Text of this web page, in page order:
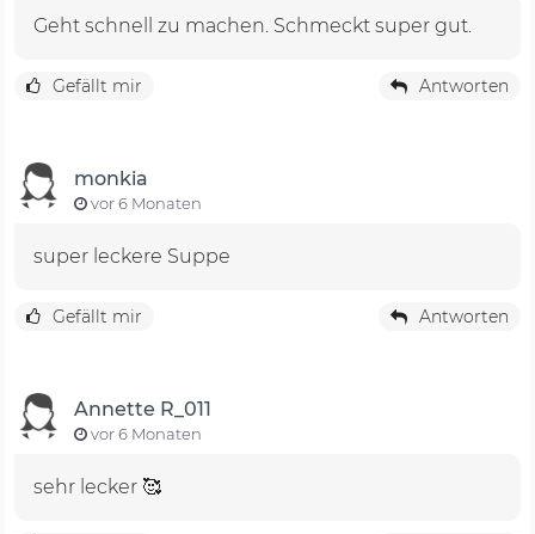
Geht schnell zu machen. Schmeckt super gut.
Gefällt mir Antworten
monkia
vor 6 Monaten
super leckere Suppe
Gefällt mir Antworten
Annette R_011
vor 6 Monaten
sehr lecker 🥰